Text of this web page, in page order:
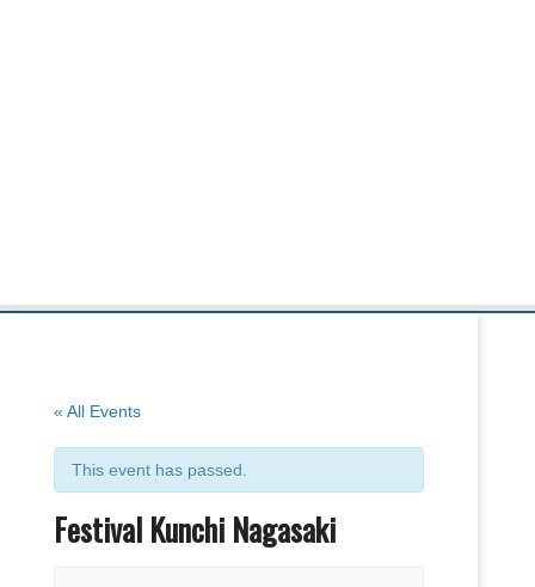
« All Events
This event has passed.
Festival Kunchi Nagasaki